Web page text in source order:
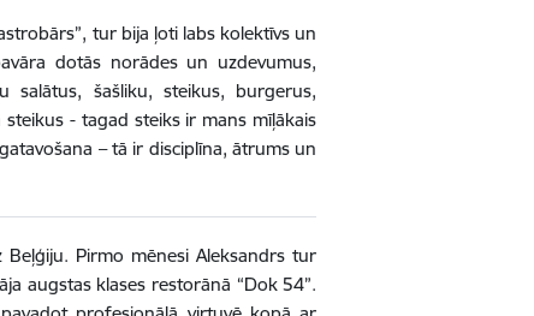
tur bija ļoti labs kolektīvs un
dotās norādes un uzdevumus,
salātus, šašliku, steikus, burgerus,
- tagad steiks ir mans mīļākais
– tā ir disciplīna, ātrums un
Pirmo mēnesi Aleksandrs tur
augstas klases restorānā “Dok 54”.